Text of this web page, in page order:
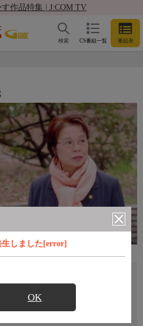
作品特集 | J:COM TV
CS番組一覧 番組表
検索
しました[error]
OK
放送予定はありません